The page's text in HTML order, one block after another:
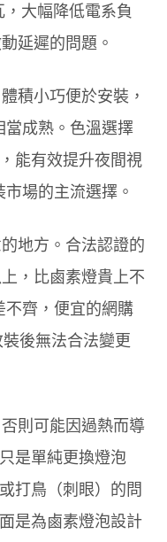
大幅降低電系負
延遲的問題。
積小巧便於安裝，
當成熟。色溫選擇
能有效提升夜間視
場的主流選擇。
地方。合法認證的
，比鹵素燈貴上不
不齊，便宜的網購
後無法合法變更
則可能因過熱而導
是單純更換燈泡
打鳥（刺眼）的問
是為鹵素燈泡設計